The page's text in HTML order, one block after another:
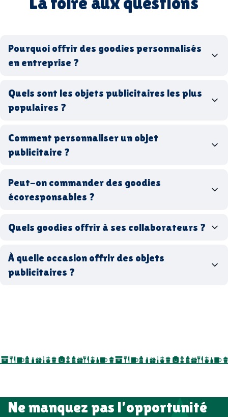
Pourquoi offrir des goodies personnalisés
en entreprise ?
Quels sont les objets publicitaires les plus
populaires ?
stylos personnalisés
tote bags publicitaires
gourdes réutilisables
France Made in Europe goodies hi-tech
Comment personnaliser un objet
publicitaire ?
Peut-on commander des goodies
écoresponsables ?
goodies écologiques
recyclés, fabriqués en France ou en Europe,
biodégradables ou réutilisables
Quels goodies offrir à ses collaborateurs ?
entreprise
goodies utiles au bureau
À quelle occasion offrir des objets
publicitaires ?
salon professionnel
Ne manquez pas l’opportunité